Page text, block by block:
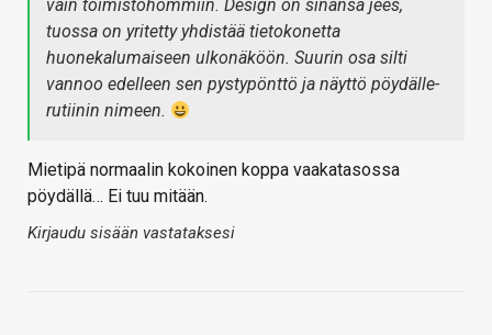
vain toimistohommiin. Design on sinänsä jees,
tuossa on yritetty yhdistää tietokonetta
huonekalumaiseen ulkonäköön. Suurin osa silti
vannoo edelleen sen pystypönttö ja näyttö pöydälle-
rutiinin nimeen.
Mietipä normaalin kokoinen koppa vaakatasossa
pöydällä… Ei tuu mitään.
Kirjaudu sisään vastataksesi